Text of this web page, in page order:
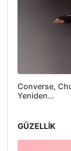
Converse,
Yeniden…
GÜZELLİK